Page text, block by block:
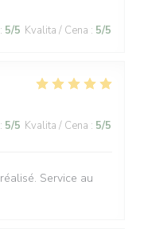
: 5/5 Kvalita / Cena : 5/5
: 5/5 Kvalita / Cena : 5/5
Service au